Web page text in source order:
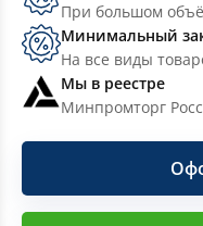
При большом
Минимальный
На все виды
Мы в реестре
Минпромторг